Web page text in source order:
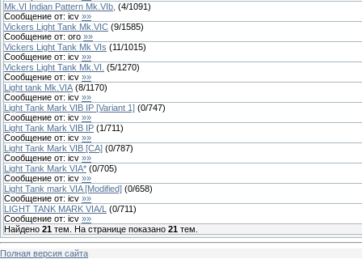
Mk.VI Indian Pattern Mk.VIb, (4/1091)
Сообщение от: icv »»
Vickers Light Tank Mk.VIC (9/1585)
Сообщение от: oro »»
Vickers Light Tank Mk VIs (11/1015)
Сообщение от: icv »»
Vickers Light Tank Mk.VI. (5/1270)
Сообщение от: icv »»
Light tank Mk.VIА (8/1170)
Сообщение от: icv »»
Light Tank Mark VIB IP [Variant 1] (0/747)
Сообщение от: icv »»
Light Tank Mark VIB IP (1/711)
Сообщение от: icv »»
Light Tank Mark VIB [CA] (0/787)
Сообщение от: icv »»
Light Tank Mark VIA* (0/705)
Сообщение от: icv »»
Light Tank mark VIA [Modified] (0/658)
Сообщение от: icv »»
LIGHT TANK MARK VIA/L (0/711)
Сообщение от: icv »»
Найдено 21 тем. На странице показано 21 тем.
Полная версия сайта